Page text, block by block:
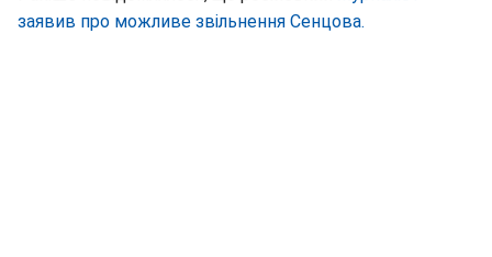
заявив про можливе звільнення Сенцова.